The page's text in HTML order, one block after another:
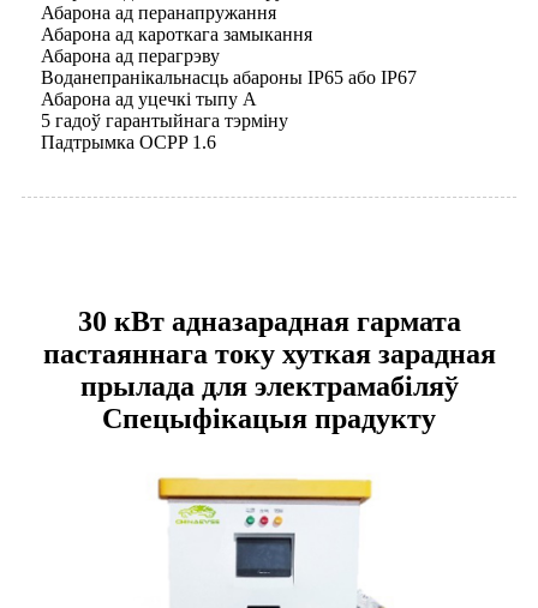
Абарона ад перанапружання
Абарона ад кароткага замыкання
Абарона ад перагрэву
Воданепранікальнасць абароны IP65 або IP67
Абарона ад уцечкі тыпу А
5 гадоў гарантыйнага тэрміну
Падтрымка OCPP 1.6
30 кВт адназарадная гармата
пастаяннага току хуткая зарадная
прылада для электрамабіляў
Спецыфікацыя прадукту